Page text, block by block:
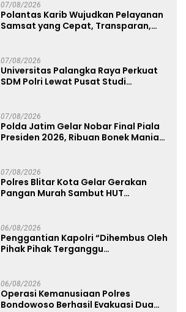
07/08/2026
Polantas Karib Wujudkan Pelayanan
Samsat yang Cepat, Transparan,
07/08/2026
Universitas Palangka Raya Perkuat
SDM Polri Lewat Pusat Studi
07/08/2026
Polda Jatim Gelar Nobar Final Piala
Presiden 2026, Ribuan Bonek Mania
07/08/2026
Polres Blitar Kota Gelar Gerakan
Pangan Murah Sambut HUT
06/08/2026
Penggantian Kapolri “Dihembus Oleh
Pihak Pihak Terganggu
06/08/2026
Operasi Kemanusiaan Polres
Bondowoso Berhasil Evakuasi Dua